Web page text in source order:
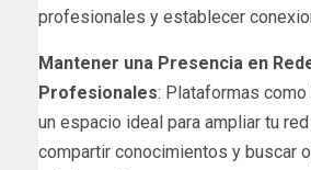
profesionales y establecer
Mantener una Presencia en
Profesionales: Plataformas
un espacio ideal para ampliar tu
compartir conocimientos y buscar